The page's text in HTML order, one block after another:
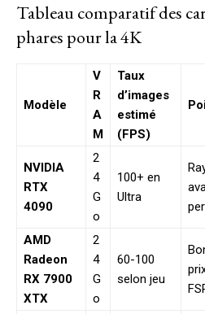
Tableau comparatif des
phares pour la 4K
Modèle
V
R
A
M
Taux
d’images
estimé
(FPS)
NVIDIA
RTX
4090
2
4
G
o
100+ en
Ultra
AMD
Radeon
RX 7900
XTX
2
4
G
o
60-100
selon jeu